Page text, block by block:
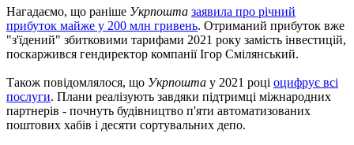
Нагадаємо, що раніше Укрпошта заявила про річний
прибуток майже у 200 млн гривень. Отриманий прибуток вже
"з'їдений" збитковими тарифами 2021 року замість інвестицій,
поскаржився гендиректор компанії Ігор Смілянський.
Також повідомлялося, що Укрпошта у 2021 році оцифрує всі
послуги. Плани реалізують завдяки підтримці міжнародних
партнерів - почнуть будівництво п'яти автоматизованих
поштових хабів і десяти сортувальних депо.